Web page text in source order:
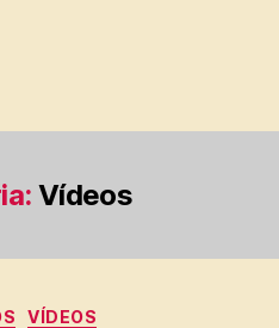
Vídeos
Categorias
VÍDEOS